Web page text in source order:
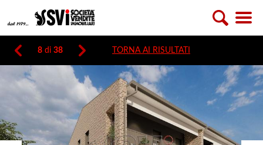
8 di 38 TORNA AI RISULTATI